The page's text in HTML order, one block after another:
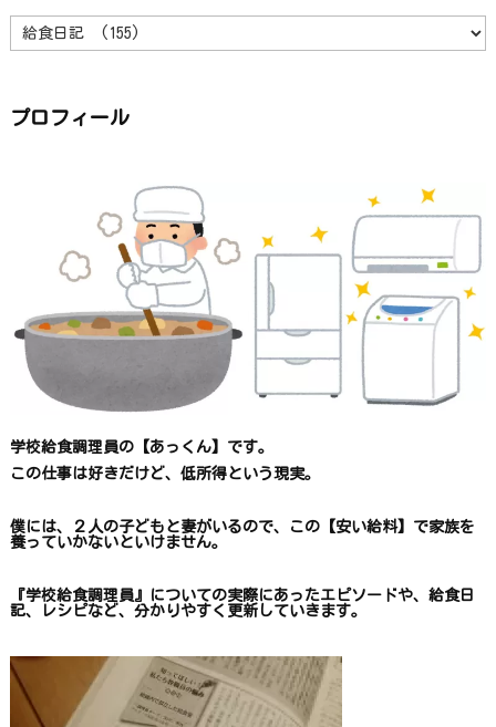
テ
ゴ
ら
探
プロフィール
学校給食調理員の【あっくん】です。
この仕事は好きだけど、 低所得という現実。
僕には、２人の子どもと妻がいるので、 この【安い給料】で家族を
養っていかないといけません。
『学校給食調理員』についての実際にあったエピソードや、 給食日
記、レシピなど、 分かりやすく更新していきます。